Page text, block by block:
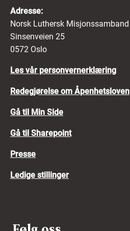
Adresse:
Norsk Luthersk Misjonssamband
Sinsenveien 25
0572 Oslo
Les vår personvernerklæring
Redegjørelse om Åpenhetsloven
Gå til Min Side
Gå til Sharepoint
Presse
Ledige stillinger